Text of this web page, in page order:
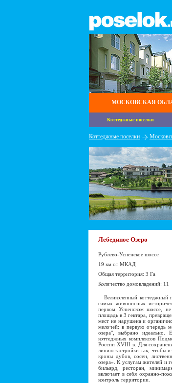
МОСКОВСКАЯ
Коттеджные поселки
Коттеджные поселки
Лебединое Озеро
Рублево-Успенское шоссе
19 км от МКАД
Общая территория: 3 Га
Количество домовладений: 11
Великолепный коттеджный
самых живописных
первом Успенском шоссе,
площадь в 3 гектара,
мест не нарушена и
мелочей: в первую очередь
озера", выбрано идеально.
коттеджных комплексов
России XVIII в. Для
линию застройки так, чтобы
кроны дубов, сосен,
озера». К услугам жителей и
бильярд, ресторан,
включает в себя охранно-
контроль территории.